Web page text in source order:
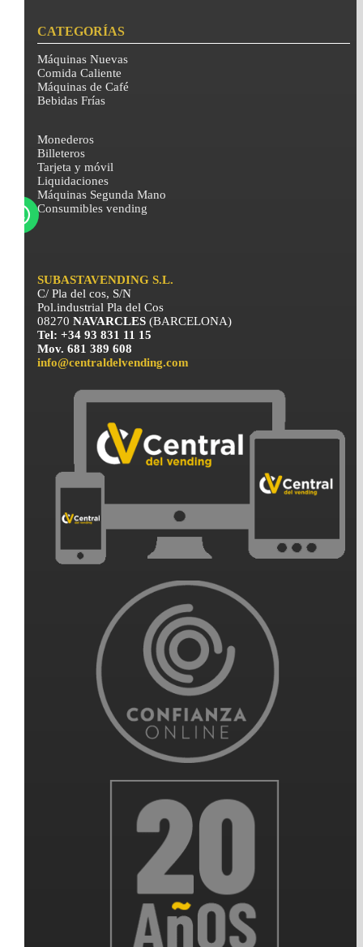
CATEGORÍAS
Máquinas Nuevas
Comida Caliente
Máquinas de Café
Bebidas Frías
Monederos
Billeteros
Tarjeta y móvil
Liquidaciones
Máquinas Segunda Mano
Consumibles vending
SUBASTAVENDING S.L.
C/ Pla del cos, S/N
Pol.industrial Pla del Cos
08270NAVARCLES(BARCELONA)
Tel: +34 93 831 11 15
Mov. 681 389 608
info@centraldelvending.com